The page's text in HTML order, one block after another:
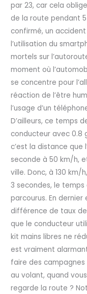
par 23, car cela
de la route pendant
confirmé, un
l’utilisation du
mortels sur
moment où
se concentre pour
réaction de l’être
l’usage d’un
D’ailleurs, ce temps
conducteur avec 0.8
c’est la distance que
seconde à 50 km/h,
ville. Donc, à 130
3 secondes, le temps
parcourus. En
différence de taux
que le conducteur
kit mains libres ne
est vraiment
faire des campagnes
au volant, quand
regarde la route ?